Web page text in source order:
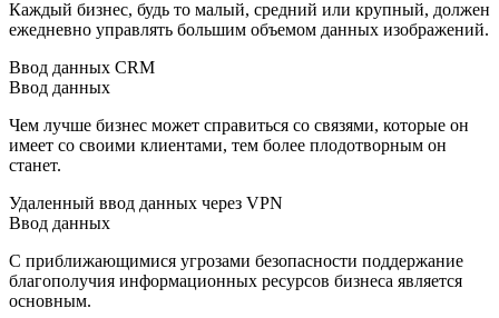
Каждый бизнес, будь то малый, средний или крупный, должен
ежедневно управлять большим объемом данных изображений.
Ввод данных CRM
Ввод данных
Чем лучше бизнес может справиться со связями, которые он
имеет со своими клиентами, тем более плодотворным он
станет.
Удаленный ввод данных через VPN
Ввод данных
С приближающимися угрозами безопасности поддержание
благополучия информационных ресурсов бизнеса является
основным.